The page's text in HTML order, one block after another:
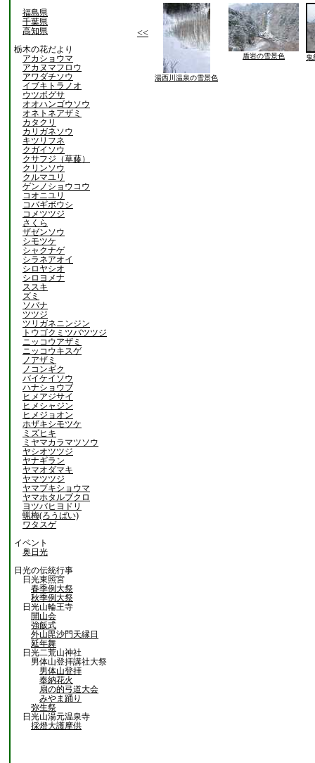
福島県
千葉県
高知県
栃木の花だより
アカショウマ
アカヌマフロウ
アワダチソウ
イブキトラノオ
ウツボグサ
オオハンゴウソウ
オネトネアザミ
カタクリ
カリガネソウ
キツリフネ
クガイソウ
クサフジ（草藤）
クリンソウ
クルマユリ
ゲンノショウコウ
コオニユリ
コバギボウシ
コメツツジ
さくら
ザゼンソウ
シモツケ
シャクナゲ
シラネアオイ
シロヤシオ
シロヨメナ
ススキ
ズミ
ソバナ
ツツジ
ツリガネニンジン
トウゴクミツバツツジ
ニッコウアザミ
ニッコウキスゲ
ノアザミ
ノコンギク
バイケイソウ
ハナショウブ
ヒメアジサイ
ヒメシャジン
ヒメジョオン
ホザキシモツケ
ミズヒキ
ミヤマカラマツソウ
ヤシオツツジ
ヤナギラン
ヤマオダマキ
ヤマツツジ
ヤマブキショウマ
ヤマホタルブクロ
ヨツバヒヨドリ
蝋梅(ろうばい)
ワタスゲ
イベント
奥日光
日光の伝統行事
日光東照宮
春季例大祭
秋季例大祭
日光山輪王寺
開山会
強飯式
外山毘沙門天縁日
延年舞
日光二荒山神社
男体山登拝講社大祭
男体山登拝
奉納花火
扇の的弓道大会
みやま踊り
弥生祭
日光山湯元温泉寺
採燈大護摩供
<<
湯西川温泉の雪景色
盾岩の雪景色 鬼